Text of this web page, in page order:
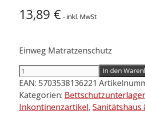
13,89 € - inkl. MwSt
Einweg Matratzenschutz
ABENA
Matratzenschoner
blau
PE-
In den
EAN: 5703538136221
Kategorien:
Inkontinenzartikel, Sanitätshaus